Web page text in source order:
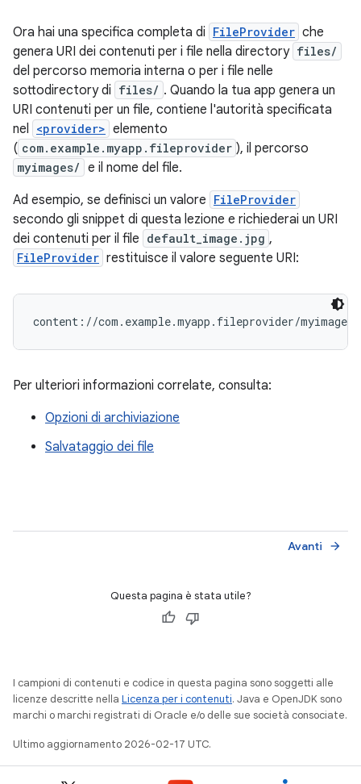
Ora hai una specifica completa di FileProvider che
genera URI dei contenuti per i file nella directory files/
del percorso memoria interna o per i file nelle
sottodirectory di files/ . Quando la tua app genera un
URI contenuti per un file, contiene l'autorità specificata
nel <provider> elemento
( com.example.myapp.fileprovider ), il percorso
myimages/ e il nome del file.
Ad esempio, se definisci un valore FileProvider
secondo gli snippet di questa lezione e richiederai un URI
dei contenuti per il file default_image.jpg ,
FileProvider restituisce il valore seguente URI:
content://com.example.myapp.fileprovider/
Per ulteriori informazioni correlate, consulta:
Opzioni di archiviazione
Salvataggio dei file
Avanti arrow_forward
Questa pagina è stata utile?
I campioni di contenuti e codice in questa pagina sono soggetti alle
licenze descritte nella Licenza per i contenuti. Java e OpenJDK sono
marchi o marchi registrati di Oracle e/o delle sue società consociate.
Ultimo aggiornamento 2026-02-17 UTC.